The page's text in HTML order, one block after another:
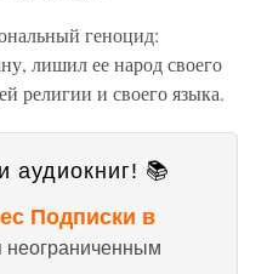
геноцид:
лишил ее народ своего
религии и своего языка.
аудиокниг! 📚
Подписки в
неограниченным